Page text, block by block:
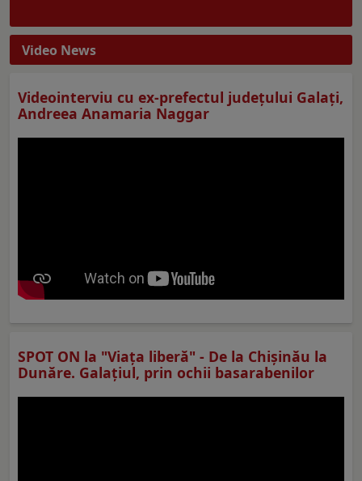
Video News
Videointerviu cu ex-prefectul judeţului Galaţi,
Andreea Anamaria Naggar
SPOT ON la "Viaţa liberă" - De la Chișinău la
Dunăre. Galațiul, prin ochii basarabenilor